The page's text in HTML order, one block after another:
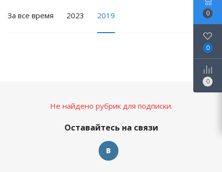
За все время 2023 2019
Не найдено рубрик для подписки.
Оставайтесь на связи
0
0
0